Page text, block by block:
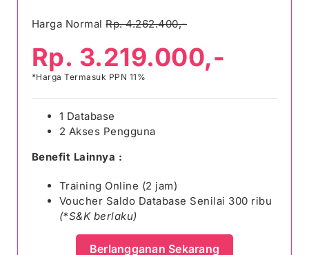
Harga NormalRp. 4.262.400,-
Rp. 3.219.000,-
*Harga Termasuk PPN 11%
1 Database
2 Akses Pengguna
Benefit Lainnya :
Training Online (2 jam)
Voucher Saldo Database Senilai 300 ribu
(*S&K berlaku)
Berlangganan Sekarang